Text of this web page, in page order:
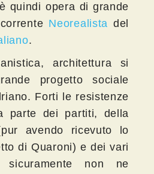
quindi opera di grande
Neorealista del
.
architettura si
progetto sociale
Forti le resistenze
parte dei partiti, della
avendo ricevuto lo
di Quaroni) e dei vari
sicuramente non ne